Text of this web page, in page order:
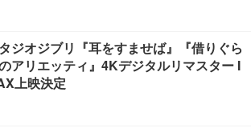
ジオジブリ『耳をすませば』『借りぐら
アリエッティ』4Kデジタルリマスター I
上映決定